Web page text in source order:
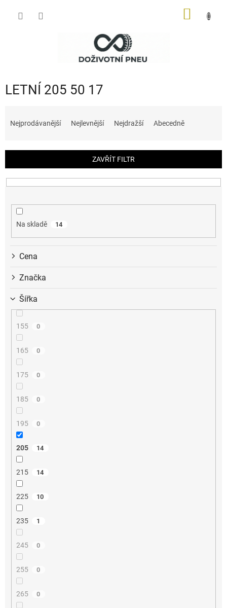
LETNÍ 205 50 17
í
p
r
Nejprodávanější Nejlevnější Nejdražší Abecedně
ZAVŘÍT FILTR
Na skladě 14
Cena
Značka
Šířka
155 0
165 0
175 0
185 0
195 0
205 14
215 14
225 10
235 1
245 0
255 0
265 0